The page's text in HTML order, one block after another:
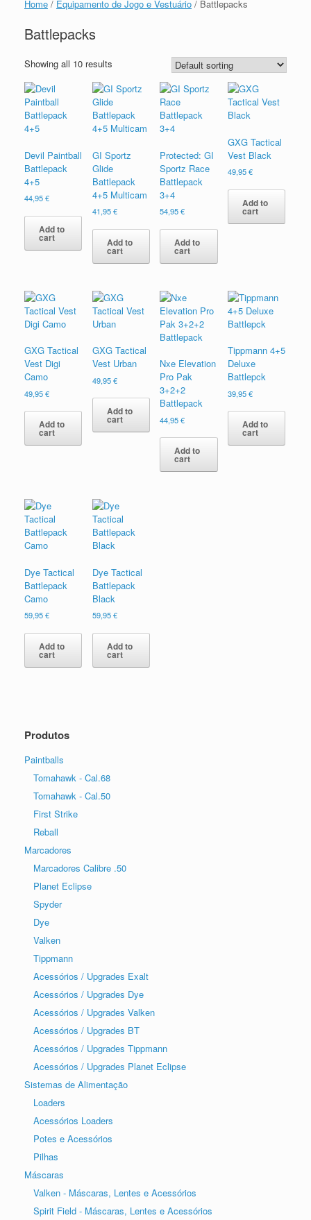
Home / Equipamento de Jogo e Vestuário / Battlepacks
Battlepacks
Showing all 10 results
Devil Paintball
Battlepack
4+5
44,95€
Add to
cart
GI Sportz
Glide
Battlepack
4+5 Multicam
41,95€
Add to
cart
Protected: GI
Sportz Race
Battlepack
3+4
54,95€
Add to
cart
GXG Tactical
Vest Black
49,95€
Add to
cart
GXG Tactical
Vest Digi
Camo
49,95€
Add to
cart
GXG Tactical
Vest Urban
49,95€
Add to
cart
Nxe Elevation
Pro Pak
3+2+2
Battlepack
44,95€
Add to
cart
Tippmann 4+5
Deluxe
Battlepck
39,95€
Add to
cart
Dye Tactical
Battlepack
Camo
59,95€
Add to
cart
Dye Tactical
Battlepack
Black
59,95€
Add to
cart
Produtos
Paintballs
Tomahawk - Cal.68
Tomahawk - Cal.50
First Strike
Reball
Marcadores
Marcadores Calibre .50
Planet Eclipse
Spyder
Dye
Valken
Tippmann
Acessórios / Upgrades Exalt
Acessórios / Upgrades Dye
Acessórios / Upgrades Valken
Acessórios / Upgrades BT
Acessórios / Upgrades Tippmann
Acessórios / Upgrades Planet Eclipse
Sistemas de Alimentação
Loaders
Acessórios Loaders
Potes e Acessórios
Pilhas
Máscaras
Valken - Máscaras, Lentes e Acessórios
Spirit Field - Máscaras, Lentes e Acessórios